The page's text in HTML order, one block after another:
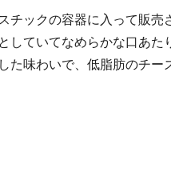
チックの容器に入って販売
していてなめらかな口あ
た味わいで、低脂肪のチー